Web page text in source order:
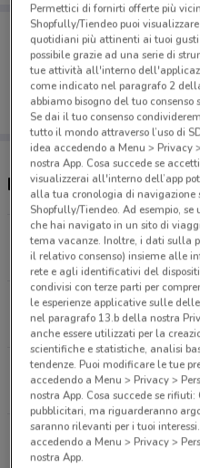
Porta
Puoi trovare le
salvarle e creare la
dal tuo cellulare.
Negozi GrandVision a
Via San Rocco, 7
343 m
CHIUSO
Strada Torino, 34/36
4.8 km
CHIUSO
Via Deboucha
7.1 km
CHIUSO
Via Crea, 10
8.1 km
Permettici di fornirti offerte più
Shopfully/Tiendeo puoi
quotidiani più attinenti ai tuoi
possibile grazie ad una serie di
tue attività all'interno
come indicato nel paragrafo 2
abbiamo bisogno del tuo
Se dai il tuo consenso
tutto il mondo attraverso l’uso di
idea accedendo a Menu > Privacy
nostra App. Cosa succede se
visualizzerai all'interno dell’app
alla tua cronologia di navigazione
Shopfully/Tiendeo. Ad esempio,
che hai navigato in un sito di
tema vacanze. Inoltre, i dati sulla
il relativo consenso) insieme alle
rete e agli identificativi del
condivisi con terze parti per
le esperienze applicative sulle
nel paragrafo 13.b della nostra
anche essere utilizzati per la
scientifiche e statistiche, analisi
tendenze. Puoi modificare le tue
accedendo a Menu > Privacy >
nostra App. Cosa succede se
pubblicitari, ma riguarderanno
saranno rilevanti per i tuoi
accedendo a Menu > Privacy >
nostra App.